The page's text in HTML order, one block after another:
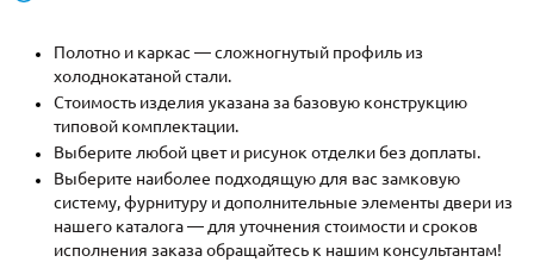
+7 (495) 411-44-41
INFO@META-M.RU
ЗАПРОСИТЬ РАСЧЕТ
Каталог Распродажа Как купить
Записаться на замер
Полотно и каркас — сложногнутый профиль из
холоднокатаной стали.
Стоимость изделия указана за базовую конструкцию
типовой комплектации.
Выберите любой цвет и рисунок отделки без доплаты.
Выберите наиболее подходящую для вас замковую
систему, фурнитуру и дополнительные элементы двери из
нашего каталога — для уточнения стоимости и сроков
исполнения заказа обращайтесь к нашим консультантам!